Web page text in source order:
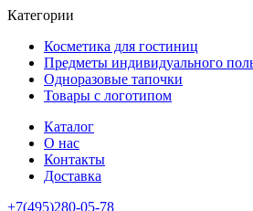
Категории
Косметика для гостиниц
Предметы индивидуального
Одноразовые тапочки
Товары с логотипом
Каталог
О нас
Контакты
Доставка
+7(495)280-05-78